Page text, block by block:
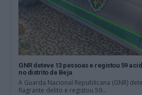
GNR deteve 13 pessoas e registou 59
no distrito de Beja
A Guarda Nacional Republicana (GNR)
flagrante delito e registou 59...